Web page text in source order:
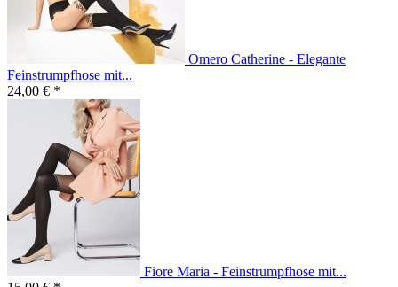
Omero Catherine - Elegante
Feinstrumpfhose mit...
24,00 € *
Fiore Maria - Feinstrumpfhose mit...